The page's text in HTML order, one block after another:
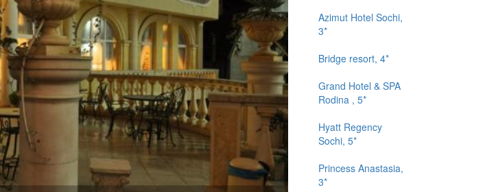
Azimut Hotel Sochi,
3*
Bridge resort, 4*
Grand Hotel & SPA
Rodina , 5*
Hyatt Regency
Sochi, 5*
Princess Anastasia,
3*